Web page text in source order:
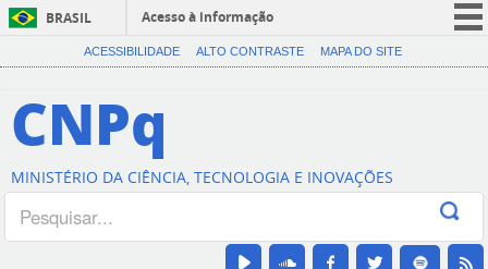
BRASIL
Acesso à informação
CORONAVÍRUS (COVID-19)
Canais
ACESSIBILIDADE ALTO CONTRASTE MAPA DO SITE
CNPq
MINISTÉRIO DA CIÊNCIA, TECNOLOGIA E INOVAÇÕES